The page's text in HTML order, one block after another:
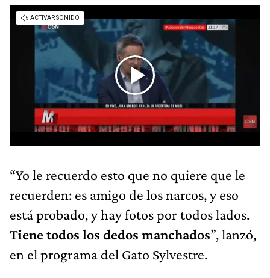
“Yo le recuerdo esto que no quiere que le
recuerden: es amigo de los narcos, y eso
está probado, y hay fotos por todos lados.
Tiene todos los dedos manchados”, lanzó,
en el programa del Gato Sylvestre.